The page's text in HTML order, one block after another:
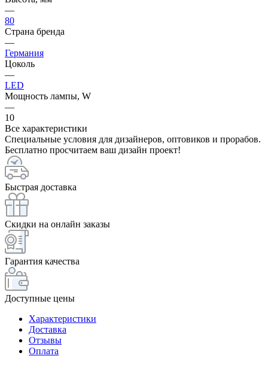
—
80
Страна бренда
—
Германия
Цоколь
—
LED
Мощность лампы, W
—
10
Все характеристики
Специальные условия для дизайнеров, оптовиков и прорабов.
Бесплатно просчитаем ваш дизайн проект!
Быстрая доставка
Скидки на онлайн заказы
Гарантия качества
Доступные цены
Характеристики
Доставка
Отзывы
Оплата